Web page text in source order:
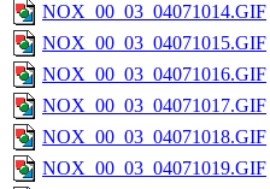
NOX_00_03_04071014.GIF
NOX_00_03_04071015.GIF
NOX_00_03_04071016.GIF
NOX_00_03_04071017.GIF
NOX_00_03_04071018.GIF
NOX_00_03_04071019.GIF